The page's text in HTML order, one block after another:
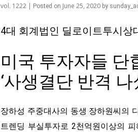
vol. 1222 | Posted on June 25, 2020 by
4대 회계법인 딜로이트투시상
미국 투자자들 단
‘사생결단 반격 나
장하성 주중대사의 동생 장하원씨의
트렌딩 부실투자로 2천억원이상의